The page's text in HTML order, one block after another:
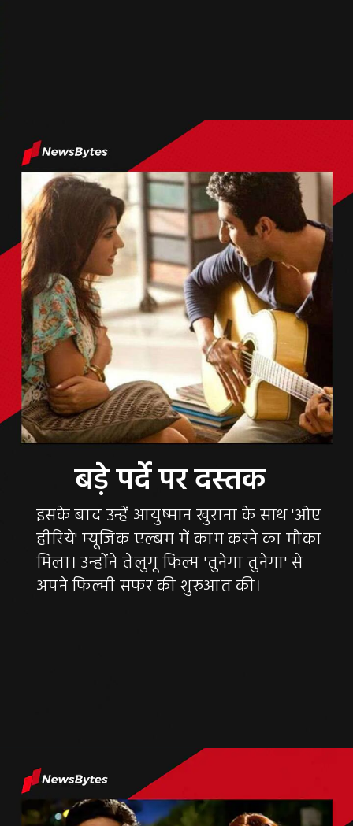
बड़े पर्दे पर दस्तक
इसके बाद उन्हें आयुष्मान खुराना के साथ 'ओए
हीरिये' म्यूजिक एल्बम में काम करने का मौका
मिला। उन्होंने तेलुगू फिल्म 'तुनेगा तुनेगा' से